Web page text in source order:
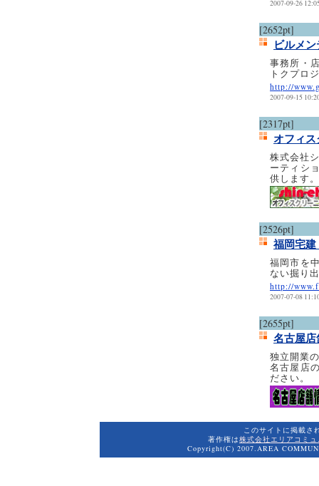
2007-09-26
[2652pt]
ビルメ
事務所・
トクプロ
http://
2007-09-15
[2317pt]
オフィ
株式会社
ーティシ
供します。
[2526pt]
福岡宅
福岡市を
ない掘り
http://
2007-07-08
[2655pt]
名古屋
独立開業
名古屋店
ださい。
このサイトに掲載さ
著作権は株式会社エリアコミ
Copyright(C) 2007.AREA